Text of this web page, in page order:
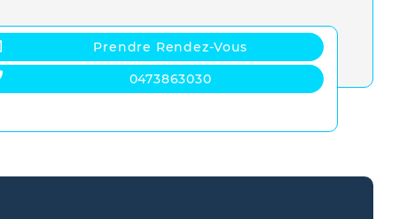
Prendre Rendez-Vous
0473863030